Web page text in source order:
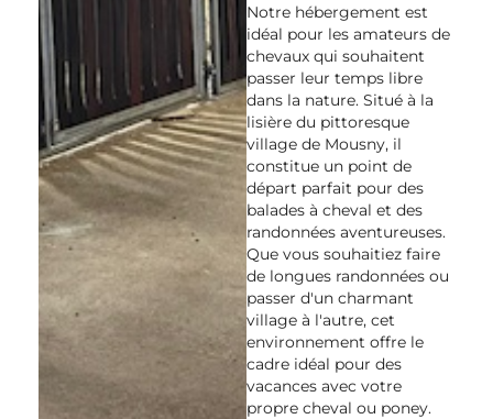
Notre hébergement est
idéal pour les amateurs de
chevaux qui souhaitent
passer leur temps libre
dans la nature. Situé à la
lisière du pittoresque
village de Mousny, il
constitue un point de
départ parfait pour des
balades à cheval et des
randonnées aventureuses.
Que vous souhaitiez faire
de longues randonnées ou
passer d'un charmant
village à l'autre, cet
environnement offre le
cadre idéal pour des
vacances avec votre
propre cheval ou poney.